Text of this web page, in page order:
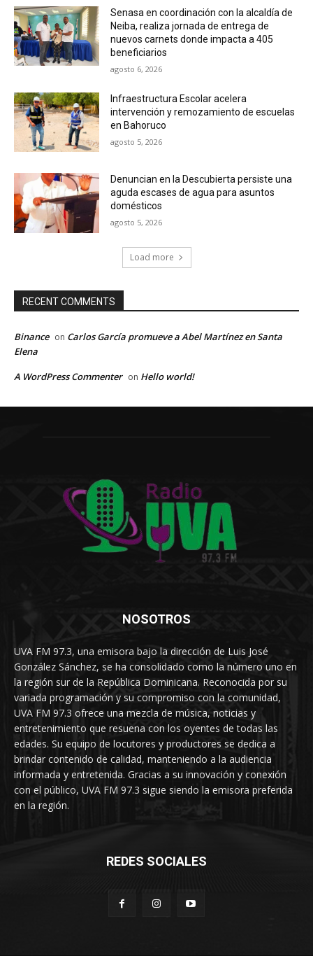
Senasa en coordinación con la alcaldía de
Neiba, realiza jornada de entrega de
nuevos carnets donde impacta a 405
beneficiarios
agosto 6, 2026
Infraestructura Escolar acelera
intervención y remozamiento de escuelas
en Bahoruco
agosto 5, 2026
Denuncian en la Descubierta persiste una
aguda escases de agua para asuntos
domésticos
agosto 5, 2026
Load more
RECENT COMMENTS
Binance on Carlos García promueve a Abel Martínez en Santa
Elena
A WordPress Commenter on Hello world!
NOSOTROS
UVA FM 97.3, una emisora bajo la dirección de Luis José
González Sánchez, se ha consolidado como la número uno en
la región sur de la República Dominicana. Reconocida por su
variada programación y su compromiso con la comunidad,
UVA FM 97.3 ofrece una mezcla de música, noticias y
entretenimiento que resuena con los oyentes de todas las
edades. Su equipo de locutores y productores se dedica a
brindar contenido de calidad, manteniendo a la audiencia
informada y entretenida. Gracias a su innovación y conexión
con el público, UVA FM 97.3 sigue siendo la emisora preferida
en la región.
REDES SOCIALES